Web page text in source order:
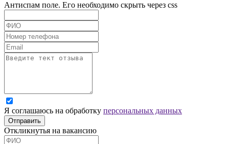
Антиспам поле. Его необходимо скрыть через css
Я соглашаюсь на обработку персональных данных
Отправить
Откликнутья на вакансию